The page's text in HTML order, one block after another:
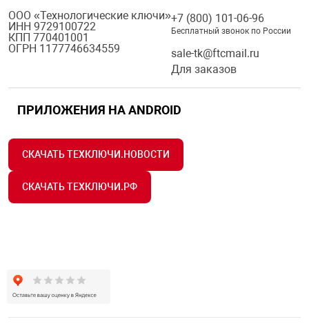
ООО «Технологические ключи»
ИНН 9729100722
КПП 770401001
ОГРН 1177746634559
+7 (800) 101-06-96
Бесплатный звонок по России
sale-tk@ftcmail.ru
Для заказов
ПРИЛОЖЕНИЯ НА ANDROID
СКАЧАТЬ ТЕХКЛЮЧИ.НОВОСТИ
СКАЧАТЬ ТЕХКЛЮЧИ.РФ